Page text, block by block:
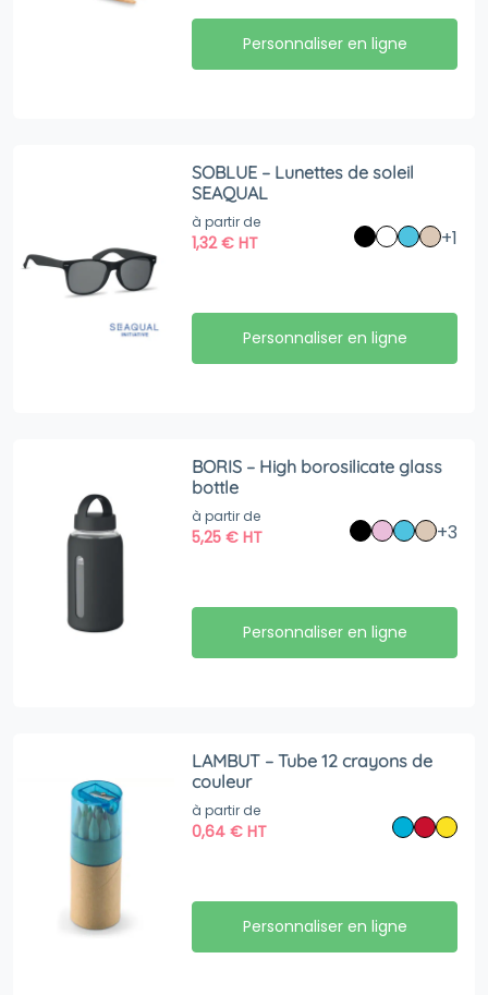
Personnaliser en ligne
SOBLUE – Lunettes de soleil
SEAQUAL
à partir de
1,32€ HT +1
Personnaliser en ligne
BORIS – High borosilicate glass
bottle
à partir de
5,25€ HT +3
Personnaliser en ligne
LAMBUT – Tube 12 crayons de
couleur
à partir de
0,64€ HT
Personnaliser en ligne